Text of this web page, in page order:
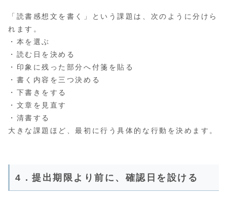
「読書感想文を書く」という課題は、次のように分けら
れます。
・本を選ぶ
・読む日を決める
・印象に残った部分へ付箋を貼る
・書く内容を三つ決める
・下書きをする
・文章を見直す
・清書する
大きな課題ほど、最初に行う具体的な行動を決めます。
4．提出期限より前に、確認日を設ける